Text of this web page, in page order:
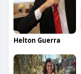
Helton Guerra